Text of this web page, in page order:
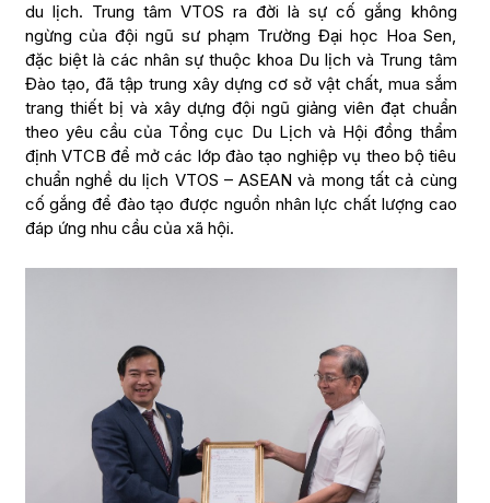
du lịch. Trung tâm VTOS ra đời là sự cố gắng không
ngừng của đội ngũ sư phạm Trường Đại học Hoa Sen,
đặc biệt là các nhân sự thuộc khoa Du lịch và Trung tâm
Đào tạo, đã tập trung xây dựng cơ sở vật chất, mua sắm
trang thiết bị và xây dựng đội ngũ giảng viên đạt chuẩn
theo yêu cầu của Tổng cục Du Lịch và Hội đồng thẩm
định VTCB để mở các lớp đào tạo nghiệp vụ theo bộ tiêu
chuẩn nghề du lịch VTOS – ASEAN và mong tất cả cùng
cố gắng để đào tạo được nguồn nhân lực chất lượng cao
đáp ứng nhu cầu của xã hội.